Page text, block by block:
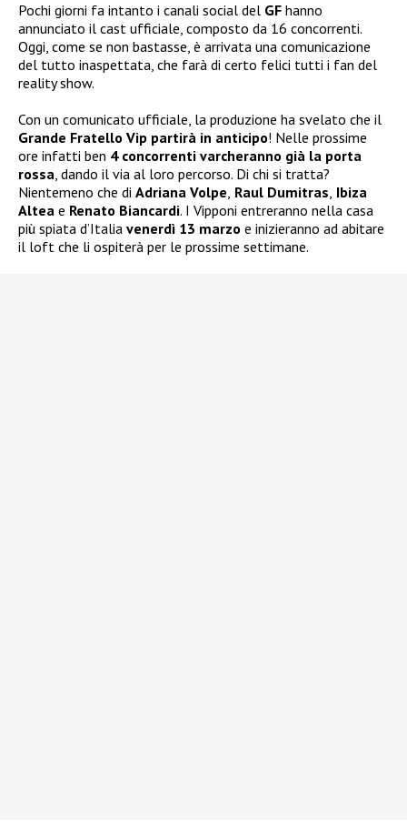
Pochi giorni fa intanto i canali social del GF hanno
annunciato il cast ufficiale, composto da 16 concorrenti.
Oggi, come se non bastasse, è arrivata una comunicazione
del tutto inaspettata, che farà di certo felici tutti i fan del
reality show.
Con un comunicato ufficiale, la produzione ha svelato che il
Grande Fratello Vip partirà in anticipo! Nelle prossime
ore infatti ben 4 concorrenti varcheranno già la porta
rossa, dando il via al loro percorso. Di chi si tratta?
Nientemeno che di Adriana Volpe, Raul Dumitras, Ibiza
Altea e Renato Biancardi. I Vipponi entreranno nella casa
più spiata d’Italia venerdì 13 marzo e inizieranno ad abitare
il loft che li ospiterà per le prossime settimane.